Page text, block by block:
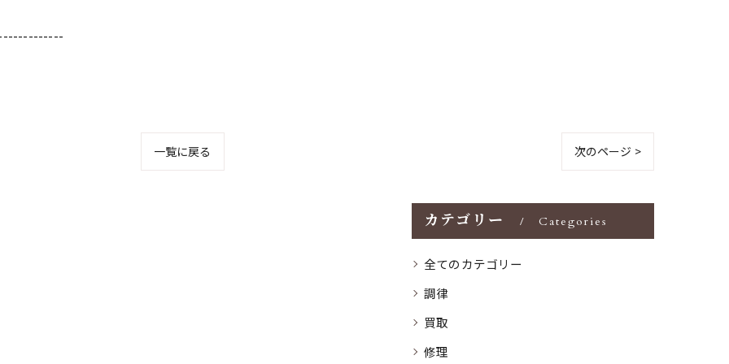
一覧に戻る 次のページ >
カテゴリー Categories
全てのカテゴリー
調律
買取
修理